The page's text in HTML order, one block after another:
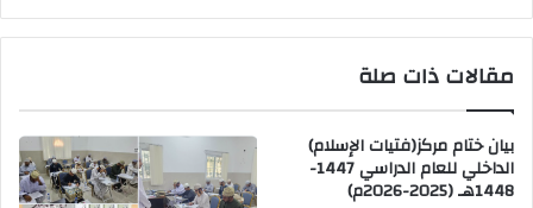
مقالات ذات صلة
بيان ختام مركز(فتيات الإسلام)
الداخلي للعام الدراسي 1447-
1448هـ (2025-2026م)